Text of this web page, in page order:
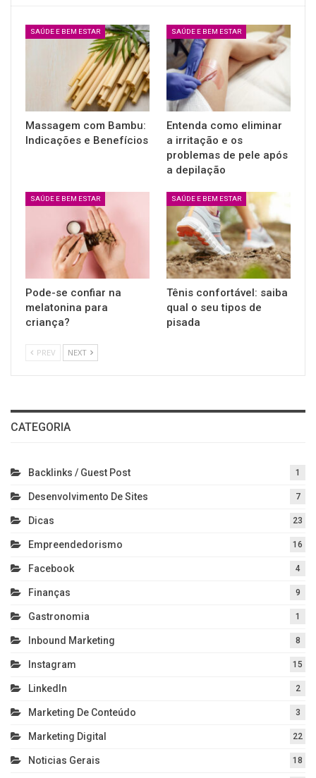
SAÚDE E BEM ESTAR
Massagem com Bambu:
Indicações e Benefícios
SAÚDE E BEM ESTAR
Entenda como eliminar
a irritação e os
problemas de pele após
a depilação
SAÚDE E BEM ESTAR
Pode-se confiar na
melatonina para
criança?
SAÚDE E BEM ESTAR
Tênis confortável: saiba
qual o seu tipos de
pisada
PREV NEXT
CATEGORIA
Backlinks / Guest Post 1
Desenvolvimento De Sites 7
Dicas 23
Empreendedorismo 16
Facebook 4
Finanças 9
Gastronomia 1
Inbound Marketing 8
Instagram 15
LinkedIn 2
Marketing De Conteúdo 3
Marketing Digital 22
Noticias Gerais 18